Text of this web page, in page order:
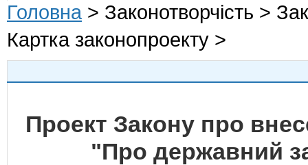
Головна > Законотворчість >
Картка законопроекту >
Проект Закону про
"Про державний